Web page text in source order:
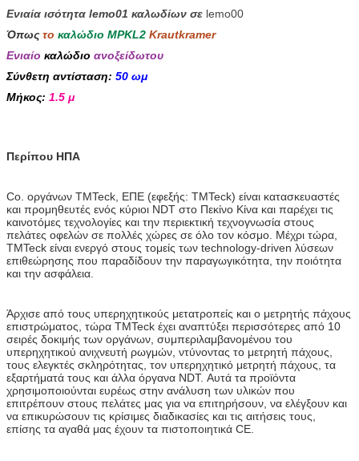
Ενιαία ισότητα lemo01 καλωδίων σε lemo00
Όπως το καλώδιο MPKL2 Krautkramer
Ενιαίο καλώδιο ανοξείδωτου
Σύνθετη αντίσταση: 50 ωμ
Μήκος: 1.5 μ
Περίπου ΗΠΑ
Co. οργάνων TMTeck, ΕΠΕ (εφεξής: TMTeck) είναι κατασκευαστές
και προμηθευτές ενός κύριοι NDT στο Πεκίνο Κίνα και παρέχει τις
καινοτόμες τεχνολογίες και την περιεκτική τεχνογνωσία στους
πελάτες οφελών σε πολλές χώρες σε όλο τον κόσμο. Μέχρι τώρα,
TMTeck είναι ενεργό στους τομείς των technology-driven λύσεων
επιθεώρησης που παραδίδουν την παραγωγικότητα, την ποιότητα
και την ασφάλεια.
Άρχισε από τους υπερηχητικούς μετατροπείς και ο μετρητής πάχους
επιστρώματος, τώρα TMTeck έχει αναπτύξει περισσότερες από 10
σειρές δοκιμής των οργάνων, συμπεριλαμβανομένου του
υπερηχητικού ανιχνευτή ρωγμών, ντύνοντας το μετρητή πάχους,
τους ελεγκτές σκληρότητας, τον υπερηχητικό μετρητή πάχους, τα
εξαρτήματά τους και άλλα όργανα NDT. Αυτά τα προϊόντα
χρησιμοποιούνται ευρέως στην ανάλυση των υλικών που
επιτρέπουν στους πελάτες μας για να επιτηρήσουν, να ελέγξουν και
να επικυρώσουν τις κρίσιμες διαδικασίες και τις αιτήσεις τους,
επίσης τα αγαθά μας έχουν τα πιστοποιητικά CE.